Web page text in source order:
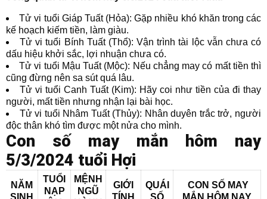
Tử vi tuổi Giáp Tuất (Hỏa): Gặp nhiều khó khăn trong các
kế hoạch kiếm tiền, làm giàu.
Tử vi tuổi Bính Tuất (Thổ): Vận trình tài lộc vẫn chưa có
dấu hiệu khởi sắc, lợi nhuận chưa có.
Tử vi tuổi Mậu Tuất (Mộc): Nếu chẳng may có mất tiền thì
cũng đừng nên sa sút quá lâu.
Tử vi tuổi Canh Tuất (Kim): Hãy coi như tiền của đi thay
người, mất tiền nhưng nhận lại bài học.
Tử vi tuổi Nhâm Tuất (Thủy): Nhân duyên trắc trở, người
độc thân khó tìm được một nửa cho mình.
Con số may mắn hôm nay
5/3/2024 tuổi Hợi
NĂM
TUỔI
NẠP
MỆNH
NGŨ
GIỚI
QUÁI
CON SỐ MAY